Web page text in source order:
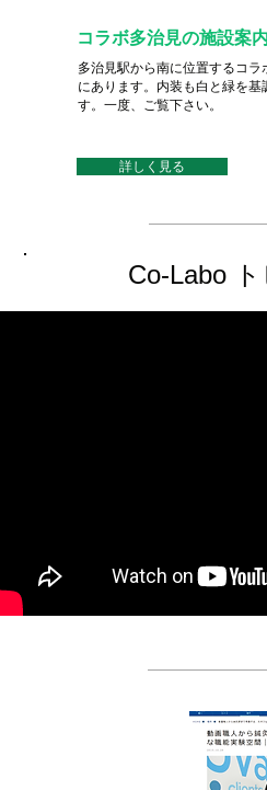
コラボ多治見の施設案
多治見駅から南に位置するコ
にあります。内装も白と緑を
す。一度、ご覧下さい。
詳しく見る
Co-Labo